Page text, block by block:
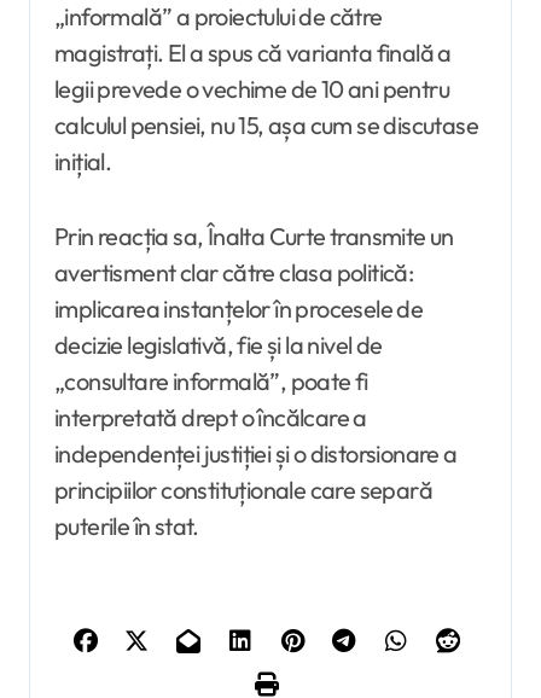
„informală” a proiectului de către
magistrați. El a spus că varianta finală a
legii prevede o vechime de 10 ani pentru
calculul pensiei, nu 15, așa cum se discutase
inițial.
Prin reacția sa, Înalta Curte transmite un
avertisment clar către clasa politică:
implicarea instanțelor în procesele de
decizie legislativă, fie și la nivel de
„consultare informală”, poate fi
interpretată drept o încălcare a
independenței justiției și o distorsionare a
principiilor constituționale care separă
puterile în stat.